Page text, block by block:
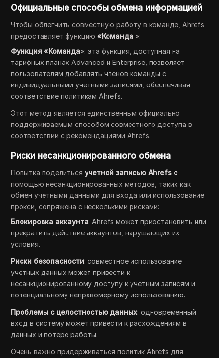
Официальные способы обмена информацией
Чтобы облегчить совместную работу в команде, Ahrefs
предоставляет функцию«Команда »:
Функция «Команда»: эта функция, доступная на
тарифных планах Advanced и Enterprise, позволяет
пользователям добавлять членов команды с
индивидуальными учетными записями, обеспечивая
соответствие политикам Ahrefs.
Этот метод является единственным официально
поддерживаемым способом совместного доступа в
соответствии с рекомендациями Ahrefs.
Риски несанкционированного обмена
Попытка поделитьсяучетной записью Ahrefs с
помощью несанкционированных методов, таких как
обмен учетными данными для входа или использование
прокси, сопряжена с несколькими рисками:
Блокировка аккаунта: Ahrefs может приостановить или
прекратить действие аккаунтов, нарушающих их
условия.
Риски безопасности: совместное использование
учетных данных может привести к
несанкционированному доступу к учетным записям и
потенциальному неправомерному использованию.
Проблемы с целостностью данных: одновременный
вход в систему может привести к расхождениям в
данных и потере работы.
Очень важно придерживаться политик Ahrefs для